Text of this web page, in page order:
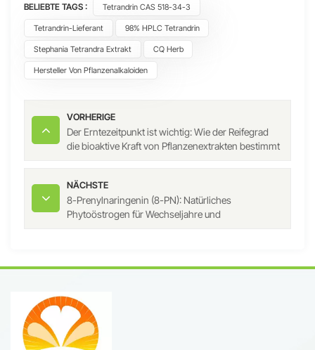
BELIEBTE TAGS : Tetrandrin CAS 518-34-3
Tetrandrin-Lieferant 98% HPLC Tetrandrin
Stephania Tetrandra Extrakt CQ Herb
Hersteller Von Pflanzenalkaloiden
VORHERIGE
Der Erntezeitpunkt ist wichtig: Wie der Reifegrad
die bioaktive Kraft von Pflanzenextrakten bestimmt
NÄCHSTE
8-Prenylnaringenin (8-PN): Natürliches
Phytoöstrogen für Wechseljahre und